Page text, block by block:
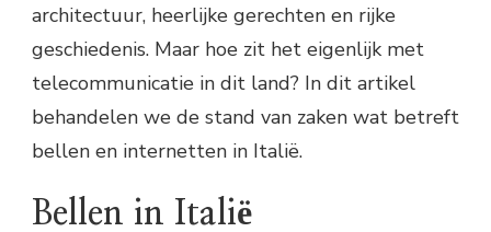
architectuur, heerlijke gerechten en rijke
geschiedenis. Maar hoe zit het eigenlijk met
telecommunicatie in dit land? In dit artikel
behandelen we de stand van zaken wat betreft
bellen en internetten in Italië.
Bellen in Italië